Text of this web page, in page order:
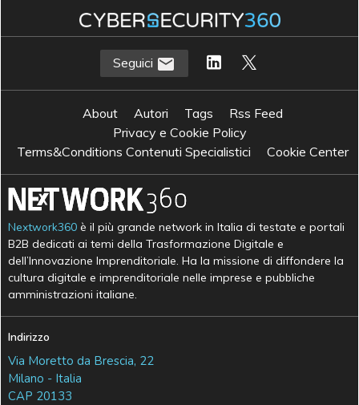
Seguici
About Autori Tags
Rss Feed
Privacy e Cookie Policy
Terms&Conditions Contenuti Specialistici
Cookie Center
Nextwork360 è il più grande network in Italia di testate e portali
B2B dedicati ai temi della Trasformazione Digitale e
dell’Innovazione Imprenditoriale. Ha la missione di diffondere la
cultura digitale e imprenditoriale nelle imprese e pubbliche
amministrazioni italiane.
Indirizzo
Via Moretto da Brescia, 22
Milano - Italia
CAP 20133